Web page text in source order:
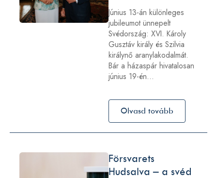
Június 13-án különleges
jubileumot ünnepelt
Svédország: XVI. Károly
Gusztáv király és Szilvia
királynő aranylakodalmát.
Bár a házaspár hivatalosan
június 19-én…
Olvasd tovább
Försvarets
Hudsalva – a svéd